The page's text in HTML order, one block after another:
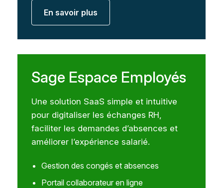
En savoir plus
Sage Espace Employés
Une solution SaaS simple et intuitive
pour digitaliser les échanges RH,
faciliter les demandes d’absences et
améliorer l’expérience salarié.
Gestion des congés et absences
Portail collaborateur en ligne